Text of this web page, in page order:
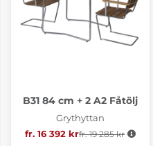
B31 84 cm + 2 A2 Fåtölj
Grythyttan
fr. 16 392 krOrdinarie pris:
fr. 19 285 kr